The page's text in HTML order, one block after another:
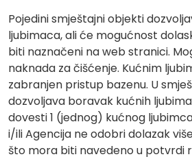
Pojedini smještajni objekti
ljubimaca, ali će mogućnost
biti naznačeni na web stranici.
naknada za čišćenje. Kućnim
zabranjen pristup bazenu. U
dozvoljava boravak kućnih
dovesti 1 (jednog) kućnog
i/ili Agencija ne odobri dolazak
što mora biti navedeno u potvrdi